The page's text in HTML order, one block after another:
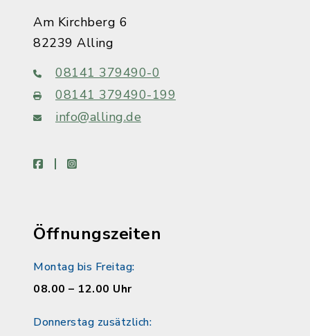
Am Kirchberg 6
82239 Alling
08141 379490-0
08141 379490-199
info@alling.de
facebookinstagram
Öffnungszeiten
Montag bis Freitag:
08.00 – 12.00 Uhr
Donnerstag zusätzlich: